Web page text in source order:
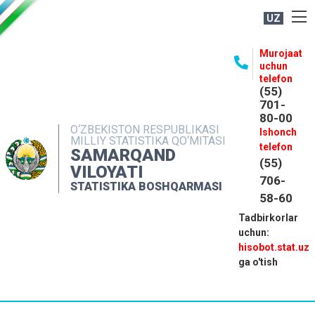
UZ
O‘ZBEKISTON RESPUBLIKASI
MILLIY STATISTIKA QO‘MITASI
SAMARQAND
VILOYATI
STATISTIKA BOSHQARMASI
Murojaat
uchun
telefon
(55)
701-
80-00
Ishonch
telefon
(55)
706-
58-60
Tadbirkorlar
uchun:
hisobot.stat.uz
ga o'tish
MATBUOT XIZMATI
MUROJAATLAR
KONTAKTLAR